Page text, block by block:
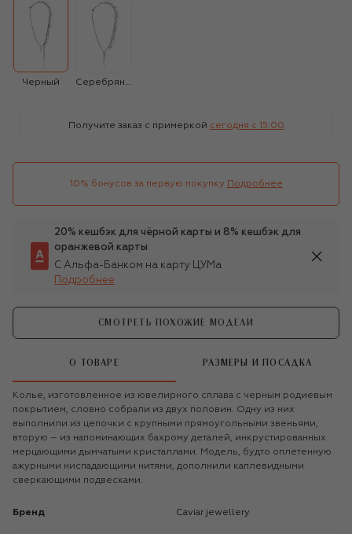
Черный Серебряный
Получите заказ с примеркой сегодня c 15:00
10% бонусов за первую покупку Подробнее
20% кешбэк для чёрной карты и 8% кешбэк для
оранжевой карты
С Альфа-Банком на карту ЦУМа
Подробнее
СМОТРЕТЬ ПОХОЖИЕ МОДЕЛИ
О ТОВАРЕ РАЗМЕРЫ И ПОСАДКА
Колье, изготовленное из ювелирного сплава с черным родиевым
покрытием, словно собрали из двух половин. Одну из них
выполнили из цепочки с крупными прямоугольными звеньями,
вторую – из напоминающих бахрому деталей, инкрустированных
мерцающими дымчатыми кристаллами. Модель, будто оплетенную
ажурными ниспадающими нитями, дополнили каплевидными
сверкающими подвесками.
Бренд Caviar jewellery